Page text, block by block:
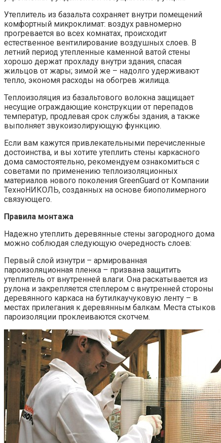
Утеплитель из базальта сохраняет внутри помещений
комфортный микроклимат: воздух равномерно
прогревается во всех комнатах, происходит
естественное вентилирование воздушных слоев. В
летний период утепленные каменной ватой стены
хорошо держат прохладу внутри здания, спасая
жильцов от жары; зимой же – надолго удерживают
тепло, экономя расходы на обогрев жилища.
Теплоизоляция из базальтового волокна защищает
несущие ограждающие конструкции от перепадов
температур, продлевая срок службы здания, а также
выполняет звукоизолирующую функцию.
Если вам кажутся привлекательными перечисленные
достоинства, и вы хотите утеплить стены каркасного
дома самостоятельно, рекомендуем ознакомиться с
советами по применению теплоизоляционных
материалов нового поколения GreenGuard от Компании
ТехноНИКОЛЬ, созданных на основе биополимерного
связующего.
Правила монтажа
Надежно утеплить деревянные стены загородного дома
можно соблюдая следующую очередность слоев:
Первый слой изнутри – армированная
пароизоляционная пленка – призвана защитить
утеплитель от внутренней влаги. Она раскатывается из
рулона и закрепляется степлером с внутренней стороны
деревянного каркаса на бутилкаучуковую ленту – в
местах прилегания к деревянным балкам. Места стыков
пароизоляции проклеиваются скотчем.